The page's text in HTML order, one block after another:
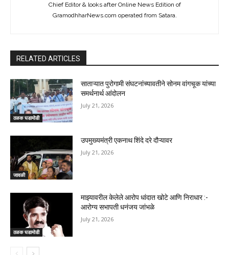
Chief Editor & looks after Online News Edition of
GramodhharNews.com operated from Satara.
RELATED ARTICLES
ठळक घडामोडी
साताऱ्यात पुरोगामी संघटनांच्यावतीने सोनम वांगचूक यांच्या
समर्थनार्थ आंदोलन
July 21, 2026
जावळी
उपमुख्यमंत्री एकनाथ शिंदे दरे दौऱ्यावर
July 21, 2026
ठळक घडामोडी
माझ्यावरील केलेले आरोप धांदात खोटे आणि निराधार :-
आरोग्य सभापती धनंजय जांभळे
July 21, 2026